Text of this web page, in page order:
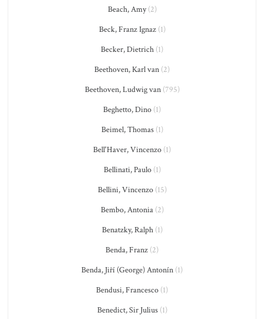
Beach, Amy(2)
Beck, Franz Ignaz(1)
Becker, Dietrich (1)
Beethoven, Karl van (2)
Beethoven, Ludwig van(795)
Beghetto, Dino (1)
Beimel, Thomas(1)
Bell'Haver, Vincenzo (1)
Bellinati, Paulo(1)
Bellini, Vincenzo(15)
Bembo, Antonia(2)
Benatzky, Ralph(1)
Benda, Franz (2)
Benda, Jiří (George) Antonín (1)
Bendusi, Francesco (1)
Benedict, Sir Julius(1)